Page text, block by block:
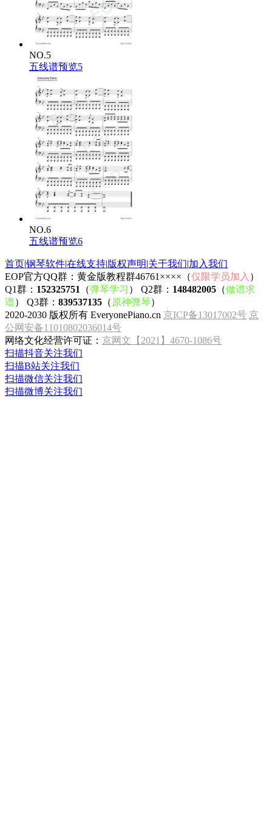
NO.5
五线谱预览5
NO.6
五线谱预览6
首页|钢琴软件|在线支持|版权声明|关于我们|加入我们
EOP官方QQ群：黄金版教程群46761××××（仅限学员加入 ）
Q1群： 152325751 （弹琴学习 ） Q2群： 148482005 （做谱求
谱） Q3群： 839537135 （ 原神弹琴）
2020-2030 版权所有 EveryonePiano.cn 京ICP备13017002号 京
公网安备11010802036014号
网络文化经营许可证： 京网文【2021】4670-1086号
扫描抖音关注我们
扫描B站关注我们
扫描微信关注我们
扫描微博关注我们